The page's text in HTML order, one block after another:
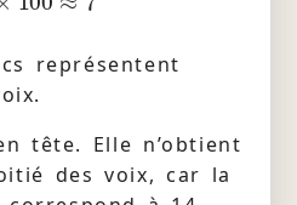
représentent
tête. Elle n’obtient
des voix, car la